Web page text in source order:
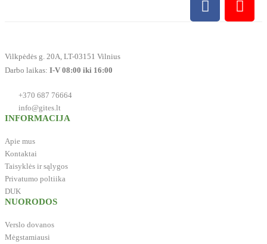
Vilkpėdės g. 20A, LT-03151 Vilnius
Darbo laikas: I-V 08:00 iki 16:00
+370 687 76664
info@gites.lt
INFORMACIJA
Apie mus
Kontaktai
Taisyklės ir sąlygos
Privatumo poltiika
DUK
NUORODOS
Verslo dovanos
Mėgstamiausi